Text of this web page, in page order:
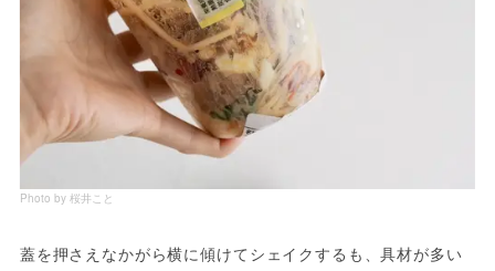
Photo by 桜井こと
蓋を押さえなかがら横に傾けてシェイクするも、具材が多い